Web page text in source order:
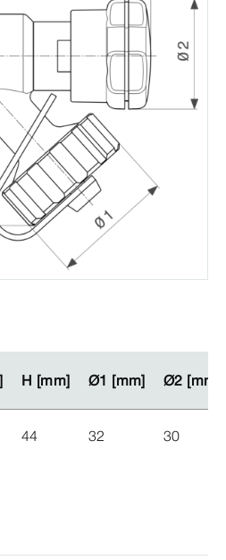
H [mm] Ø1 [mm] Ø2 [mm]
H [mm] Ø1 [mm] Ø2 [mm]
44 32 30